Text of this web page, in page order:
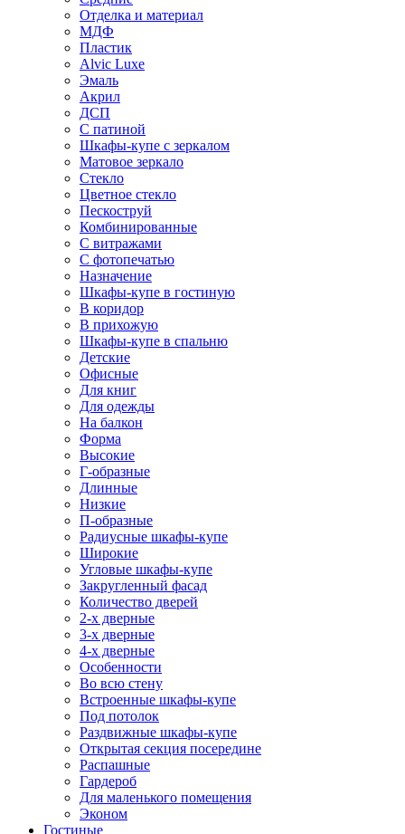
Отделка и материал
МДФ
Пластик
Alvic Luxe
Эмаль
Акрил
ДСП
С патиной
Шкафы-купе с зеркалом
Матовое зеркало
Стекло
Цветное стекло
Пескоструй
Комбинированные
С витражами
С фотопечатью
Назначение
Шкафы-купе в гостиную
В коридор
В прихожую
Шкафы-купе в спальню
Детские
Офисные
Для книг
Для одежды
На балкон
Форма
Высокие
Г-образные
Длинные
Низкие
П-образные
Радиусные шкафы-купе
Широкие
Угловые шкафы-купе
Закругленный фасад
Количество дверей
2-х дверные
3-х дверные
4-х дверные
Особенности
Во всю стену
Встроенные шкафы-купе
Под потолок
Раздвижные шкафы-купе
Открытая секция посередине
Распашные
Гардероб
Для маленького помещения
Эконом
Гостиные